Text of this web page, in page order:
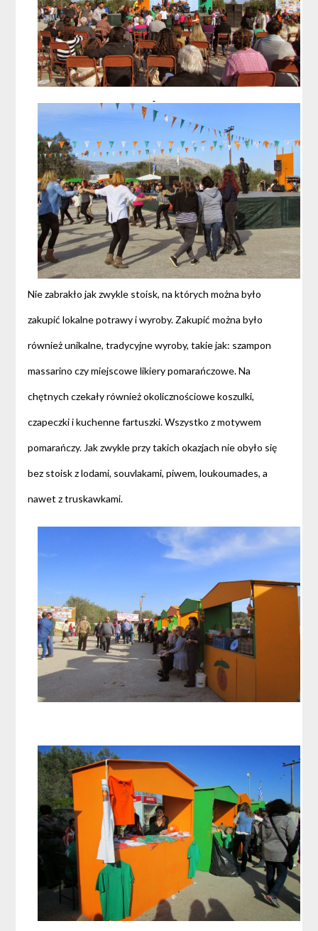
Nie zabrakło jak zwykle stoisk, na których można było
zakupić lokalne potrawy i wyroby. Zakupić można było
również unikalne, tradycyjne wyroby, takie jak: szampon
massarino czy miejscowe likiery pomarańczowe. Na
chętnych czekały również okolicznościowe koszulki,
czapeczki i kuchenne fartuszki. Wszystko z motywem
pomarańczy. Jak zwykle przy takich okazjach nie obyło się
bez stoisk z lodami, souvlakami, piwem, loukoumades, a
nawet z truskawkami.